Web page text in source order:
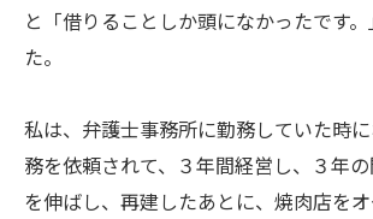
と「借りることしか頭になかったです
た。
私は、弁護士事務所に勤務していた時
務を依頼されて、３年間経営し、３年
を伸ばし、再建したあとに、焼肉店を